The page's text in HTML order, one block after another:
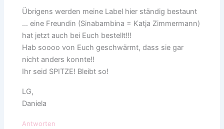
Übrigens werden meine Label hier ständig bestaunt
… eine Freundin (Sinabambina = Katja Zimmermann)
hat jetzt auch bei Euch bestellt!!!
Hab soooo von Euch geschwärmt, dass sie gar
nicht anders konnte!!
Ihr seid SPITZE! Bleibt so!
LG,
Daniela
Antworten